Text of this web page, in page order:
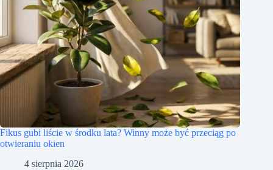
Fikus gubi liście w środku lata? Winny może być przeciąg po
otwieraniu okien
4 sierpnia 2026